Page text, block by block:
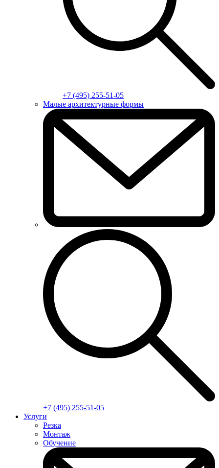
+7 (495) 255-51-05
Малые архитектурные формы
+7 (495) 255-51-05
Услуги
Резка
Монтаж
Обучение